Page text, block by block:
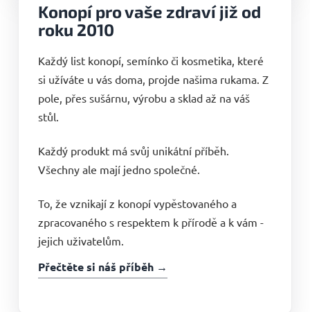
Konopí pro vaše zdraví již od
roku 2010
Každý list konopí, semínko či kosmetika, které
si užíváte u vás doma, projde našima rukama. Z
pole, přes sušárnu, výrobu a sklad až na váš
stůl.
Každý produkt má svůj unikátní příběh.
Všechny ale mají jedno společné.
To, že vznikají z konopí vypěstovaného a
zpracovaného s respektem k přírodě a k vám -
jejich uživatelům.
Přečtěte si náš příběh →